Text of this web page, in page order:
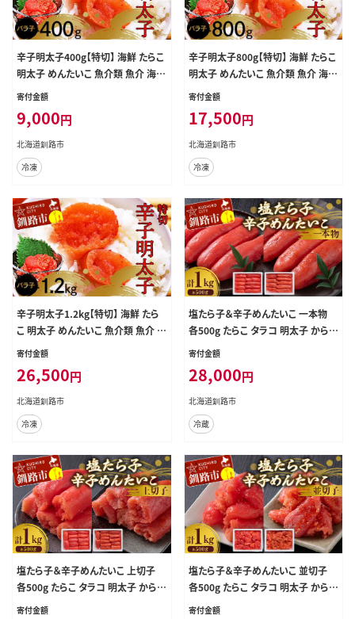
辛子明太子400g【特切】 海鮮 たらこ
明太子 めんたいこ 魚介類 魚介 海鮮
グルメ ごはんのお供 白米 魚卵 プチ
寄付金額
9,000円
北海道釧路市
冷凍
辛子明太子800g【特切】 海鮮 たらこ
明太子 めんたいこ 魚介類 魚介 海鮮
グルメ ごはんのお供 白米 魚卵 プチ
寄付金額
17,500円
北海道釧路市
冷凍
辛子明太子1.2kg【特切】 海鮮 たら
こ 明太子 めんたいこ 魚介類 魚介 海
鮮 グルメ ごはんのお供 白米 魚卵 プ
寄付金額
26,500円
北海道釧路市
冷凍
塩たら子＆辛子めんたいこ 一本物
各500g たらこ タラコ 明太子 からし
明太子 辛子明太子 魚卵 ごはん 白米
魚介類 魚介 海鮮 北海道 釧路 F4F-
8889
寄付金額
28,000円
北海道釧路市
冷蔵
塩たら子＆辛子めんたいこ 上切子
各500g たらこ タラコ 明太子 からし
明太子 辛子明太子 魚卵 ごはん 白米
寄付金額
塩たら子＆辛子めんたいこ 並切子
各500g たらこ タラコ 明太子 からし
明太子 辛子明太子 魚卵 ごはん 白米
寄付金額